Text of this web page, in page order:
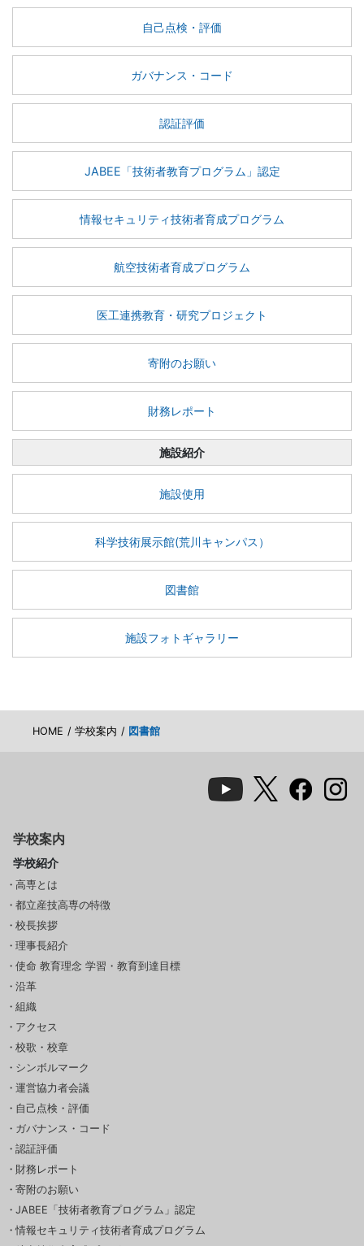
自己点検・評価
ガバナンス・コード
認証評価
JABEE「技術者教育プログラム」認定
情報セキュリティ技術者育成プログラム
航空技術者育成プログラム
医工連携教育・研究プロジェクト
寄附のお願い
財務レポート
施設紹介
施設使用
科学技術展示館(荒川キャンパス）
図書館
施設フォトギャラリー
HOME 学校案内 図書館
学校案内
学校紹介
高専とは
都立産技高専の特徴
校長挨拶
理事長紹介
使命 教育理念 学習・教育到達目標
沿革
組織
アクセス
校歌・校章
シンボルマーク
運営協力者会議
自己点検・評価
ガバナンス・コード
認証評価
財務レポート
寄附のお願い
JABEE「技術者教育プログラム」認定
情報セキュリティ技術者育成プログラム